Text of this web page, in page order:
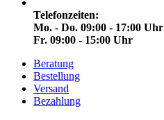
Telefonzeiten:
Mo. - Do. 09:00 - 17:00 Uhr
Fr. 09:00 - 15:00 Uhr
Beratung
Bestellung
Versand
Bezahlung